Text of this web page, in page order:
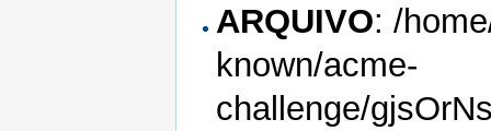
ARQUIVO: /
known/acme-
challenge/